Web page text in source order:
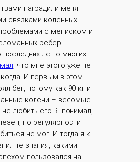
наградили меня
связками коленных
с мениском и
ребер.
последних лет о многих
, что мне этого уже не
И первым в этом
бег, потому как 90 кг и
колени – весомые
не любить его. Я понимал,
но регулярности
не мог. И тогда я к
те знания, какими
пользовался на